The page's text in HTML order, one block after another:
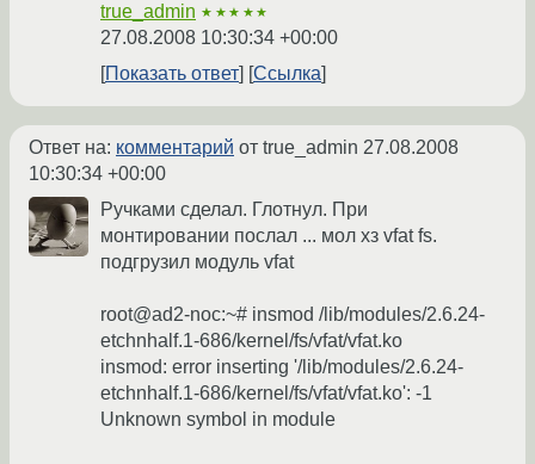
true_admin ★★★★★
27.08.2008 10:30:34 +00:00
Показать ответ
Ссылка
Ответ на: комментарий от true_admin 27.08.2008
10:30:34 +00:00
Ручками сделал. Глотнул. При
монтировании послал ... мол хз vfat fs.
подгрузил модуль vfat
root@ad2-noc:~# insmod /lib/modules/2.6.24-
etchnhalf.1-686/kernel/fs/vfat/vfat.ko
insmod: error inserting '/lib/modules/2.6.24-
etchnhalf.1-686/kernel/fs/vfat/vfat.ko': -1
Unknown symbol in module